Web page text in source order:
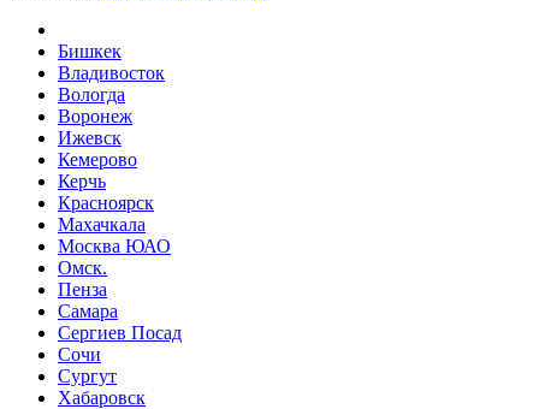
Бишкек
Владивосток
Вологда
Воронеж
Ижевск
Кемерово
Керчь
Красноярск
Махачкала
Москва ЮАО
Омск.
Пенза
Самара
Сергиев Посад
Сочи
Сургут
Хабаровск